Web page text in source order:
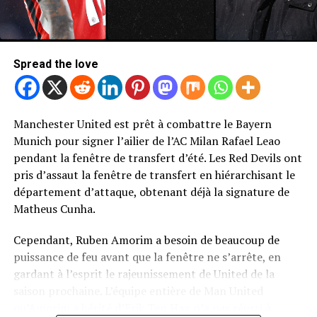
Photo de Mark Leech / Offside / Offside via Getty Images
Newcastle United Retour de Bryan
Mbeumo
décision de signer MBEUMO.
Le rapport télégraphique selon lequel Newcastle United
Spread the love
Manchester United est prêt à combattre le Bayern
Munich pour signer l’ailier de l’AC Milan Rafael Leao
pendant la fenêtre de transfert d’été. Les Red Devils ont
pris d’assaut la fenêtre de transfert en hiérarchisant le
département d’attaque, obtenant déjà la signature de
Matheus Cunha.
Cependant, Ruben Amorim a besoin de beaucoup de
puissance de feu avant que la fenêtre ne s’arrête, en
gardant à l’esprit le rajeunissement de United de la